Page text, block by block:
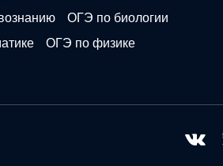
ОГЭ по биологии
ОГЭ по физике